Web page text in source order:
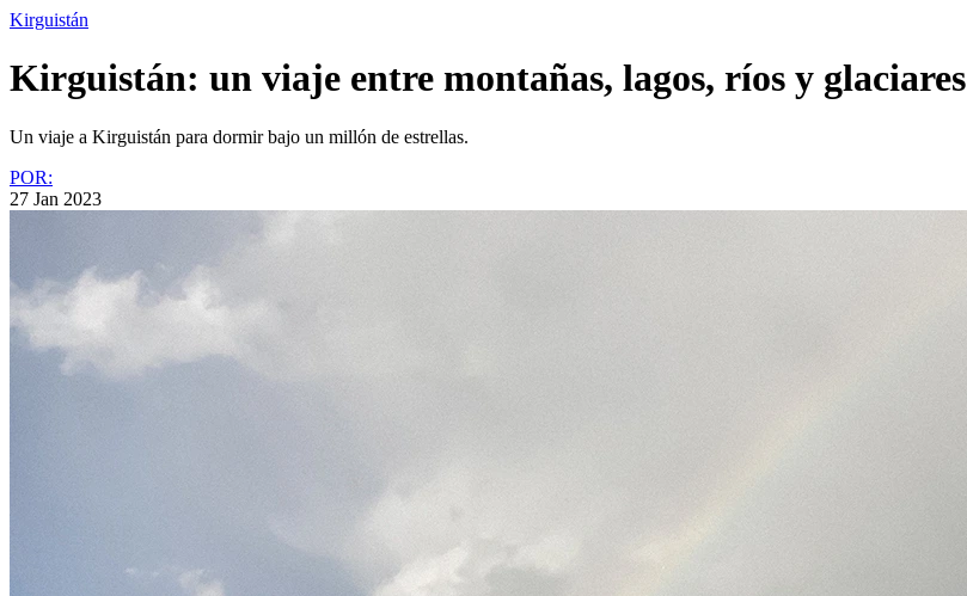
Kirguistán
Kirguistán: un viaje entre montañas, lagos, ríos y glaciares
Un viaje a Kirguistán para dormir bajo un millón de estrellas.
POR:
27 Jan 2023